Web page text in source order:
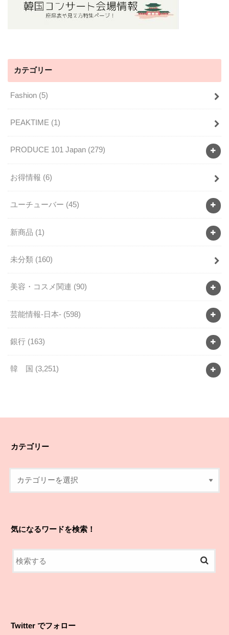
カテゴリー
Fashion (5)
PEAKTIME (1)
PRODUCE 101 Japan (279)
お得情報 (6)
ユーチューバー (45)
新商品 (1)
未分類 (160)
美容・コスメ関連 (90)
芸能情報-日本- (598)
銀行 (163)
韓 国 (3,251)
カテゴリー
気になるワードを検索！
Twitter でフォロー